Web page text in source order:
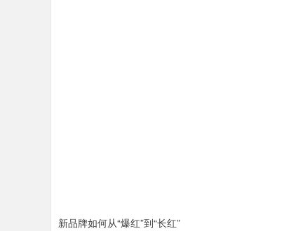
新品牌如何从“爆红”到“长红”